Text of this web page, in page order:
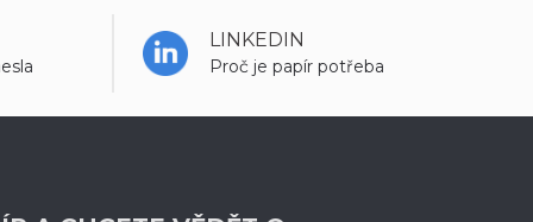
LINKEDIN
Proč je papír potřeba